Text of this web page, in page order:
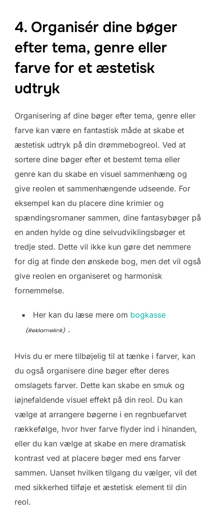
4. Organisér dine bøger
efter tema, genre eller
farve for et æstetisk
udtryk
Organisering af dine bøger efter tema, genre eller
farve kan være en fantastisk måde at skabe et
æstetisk udtryk på din drømmebogreol. Ved at
sortere dine bøger efter et bestemt tema eller
genre kan du skabe en visuel sammenhæng og
give reolen et sammenhængende udseende. For
eksempel kan du placere dine krimier og
spændingsromaner sammen, dine fantasybøger på
en anden hylde og dine selvudviklingsbøger et
tredje sted. Dette vil ikke kun gøre det nemmere
for dig at finde den ønskede bog, men det vil også
give reolen en organiseret og harmonisk
fornemmelse.
Her kan du læse mere om bogkasse
.
Hvis du er mere tilbøjelig til at tænke i farver, kan
du også organisere dine bøger efter deres
omslagets farver. Dette kan skabe en smuk og
iøjnefaldende visuel effekt på din reol. Du kan
vælge at arrangere bøgerne i en regnbuefarvet
rækkefølge, hvor hver farve flyder ind i hinanden,
eller du kan vælge at skabe en mere dramatisk
kontrast ved at placere bøger med ens farver
sammen. Uanset hvilken tilgang du vælger, vil det
med sikkerhed tilføje et æstetisk element til din
reol.